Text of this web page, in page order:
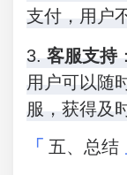
支付，用户
3. 客服支持
用户可以随
服，获得及
五、总结